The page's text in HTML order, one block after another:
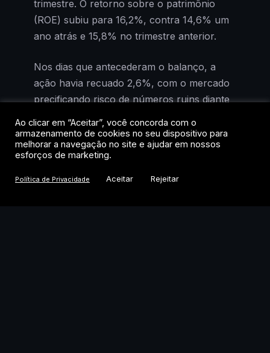
trimestre. O retorno sobre o patrimônio
(ROE) subiu para 16,2%, contra 14,6% um
ano atrás e 15,8% no trimestre anterior.
Nos dias que antecederam o balanço, a
ação havia recuado 2,6%, com o mercado
precificando risco de números ruins diante
macroeconômico. Os resultados mostraram
o contrário: receitas dentro do esperado,
acumulada em 12 meses e crédito em
Ao clicar em “Aceitar”, você concorda com o
armazenamento de cookies no seu dispositivo para
melhorar a navegação no site e ajudar em nossos
esforços de marketing.
Política de Privacidade Aceitar Rejeitar